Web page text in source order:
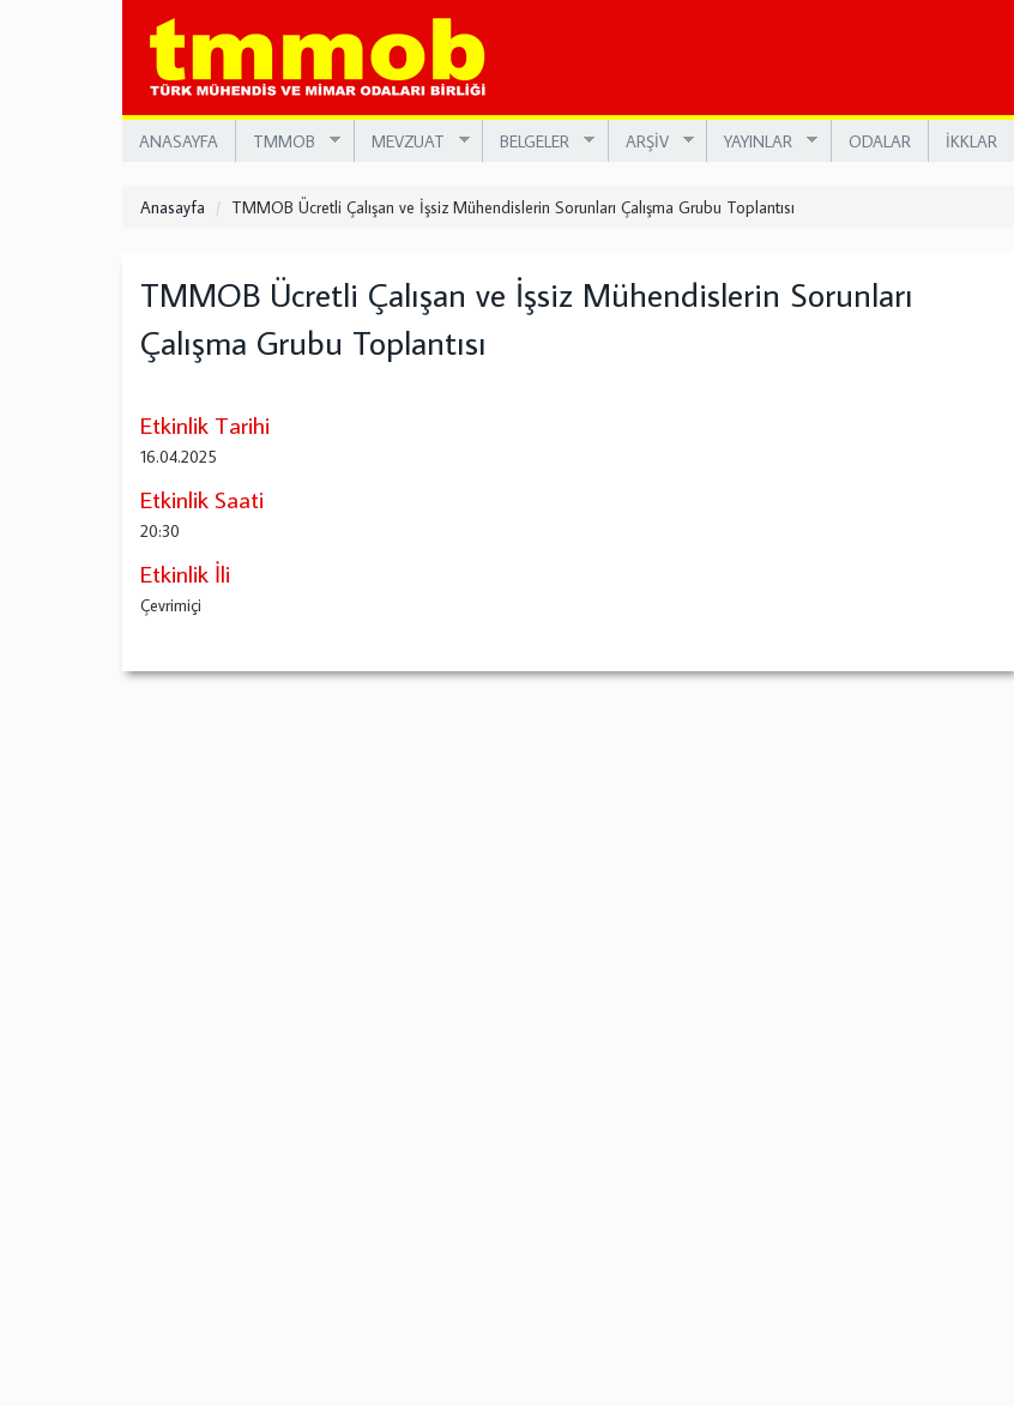
ANASAYFA TMMOB MEVZUAT BELGELER ARŞİV YAYINLAR ODALAR İKKLAR
Anasayfa TMMOB Ücretli Çalışan ve İşsiz Mühendislerin Sorunları Çalışma Grubu Toplantısı
TMMOB Ücretli Çalışan ve İşsiz Mühendislerin Sorunları
Çalışma Grubu Toplantısı
Etkinlik Tarihi
16.04.2025
Etkinlik Saati
20:30
Etkinlik İli
Çevrimiçi